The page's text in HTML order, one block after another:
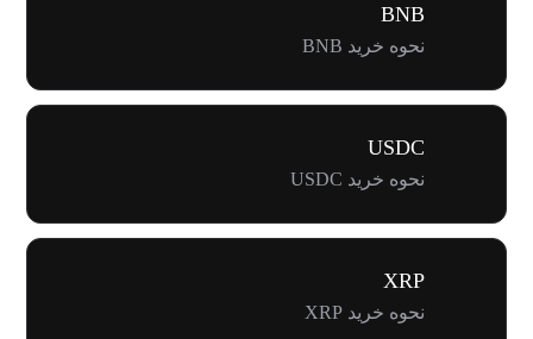
BNB
نحوه خرید BNB
USDC
نحوه خرید USDC
XRP
نحوه خرید XRP